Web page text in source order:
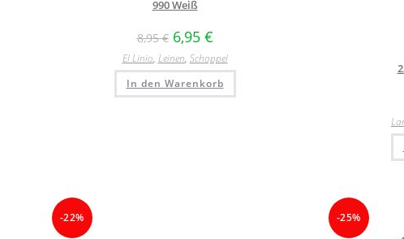
990 Weiß
8,95€ 6,95 €
El Linio, Leinen, Schoppel
In den Warenkorb
-22% -25%